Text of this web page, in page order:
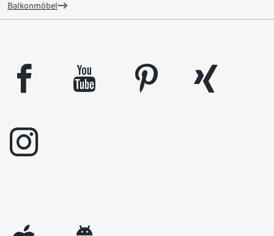
Balkonmöbel
facebook youtube pinterest
xing
instagram